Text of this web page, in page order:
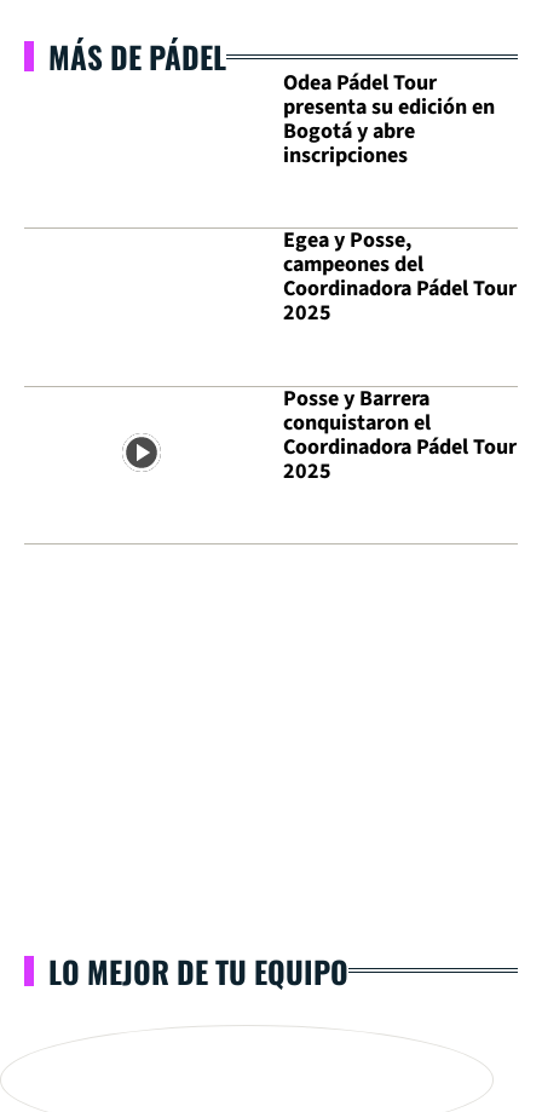
MÁS DE PÁDEL
Odea Pádel Tour
presenta su edición en
Bogotá y abre
inscripciones
Egea y Posse,
campeones del
Coordinadora Pádel Tour
2025
Posse y Barrera
conquistaron el
Coordinadora Pádel Tour
2025
LO MEJOR DE TU EQUIPO